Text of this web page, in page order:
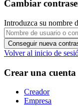
Cambiar
Introduzca su nombre
Volver al inicio de
Crear una
Creador
Empresa